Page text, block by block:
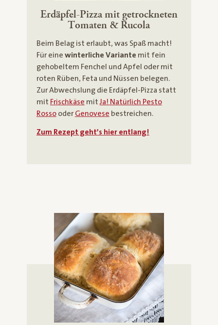
Erdäpfel-Pizza mit getrockneten
Tomaten & Rucola
Beim Belag ist erlaubt, was Spaß macht!
Für eine winterliche Variante mit fein
gehobeltem Fenchel und Apfel oder mit
roten Rüben, Feta und Nüssen belegen.
Zur Abwechslung die Erdäpfel-Pizza statt
mit Frischkäse mitJa! Natürlich Pesto
Rossooder Genovese bestreichen.
Zum Rezept geht’s hier entlang!